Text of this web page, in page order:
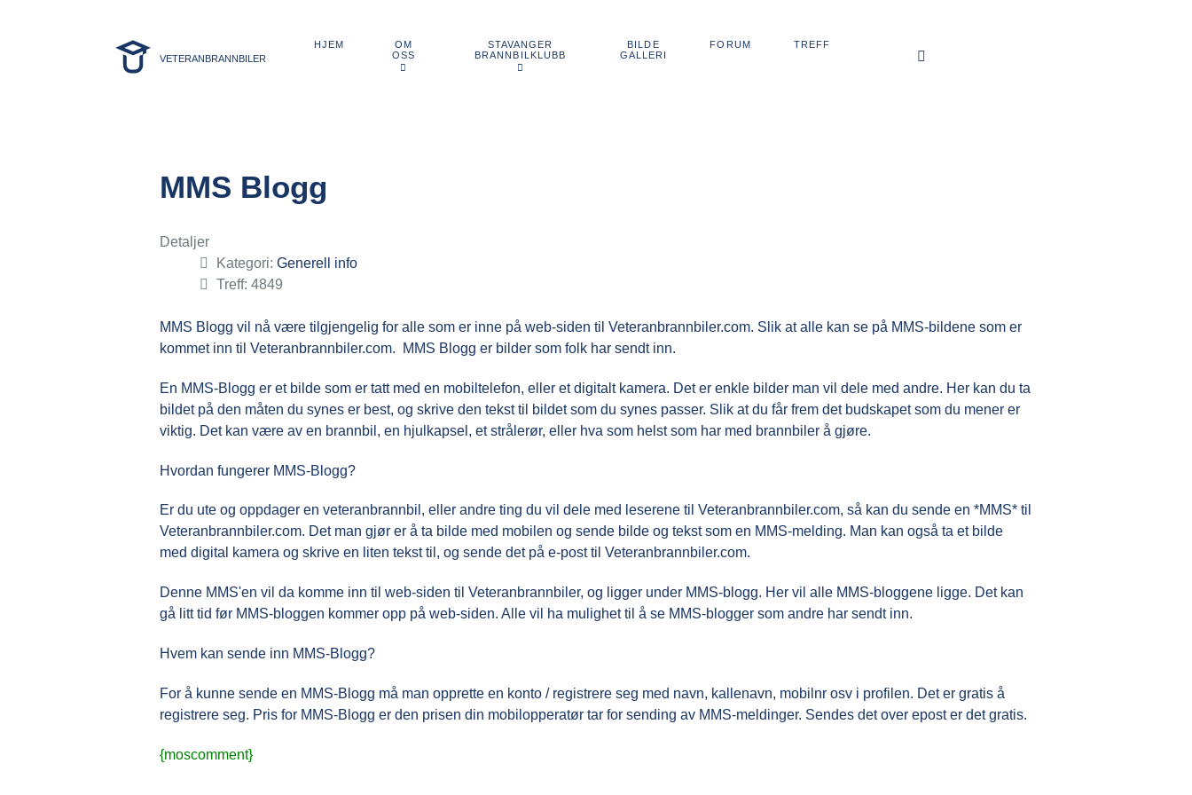
VETERANBRANNBILER
HJEM
OM
OSS
STAVANGER
BRANNBILKLUBB
BILDE
GALLERI
FORUM TREFF
MMS Blogg
Detaljer
Kategori:Generell info
Treff: 4849
MMS Blogg vil nå være tilgjengelig for alle som er inne på web-siden til Veteranbrannbiler.com. Slik at alle kan se på MMS-bildene som er
kommet inn til Veteranbrannbiler.com. MMS Blogg er bilder som folk har sendt inn.
En MMS-Blogg er et bilde som er tatt med en mobiltelefon, eller et digitalt kamera. Det er enkle bilder man vil dele med andre. Her kan du ta
bildet på den måten du synes er best, og skrive den tekst til bildet som du synes passer. Slik at du får frem det budskapet som du mener er
viktig. Det kan være av en brannbil, en hjulkapsel, et strålerør, eller hva som helst som har med brannbiler å gjøre.
Hvordan fungerer MMS-Blogg?
Er du ute og oppdager en veteranbrannbil, eller andre ting du vil dele med leserene til Veteranbrannbiler.com, så kan du sende en *MMS* til
Veteranbrannbiler.com. Det man gjør er å ta bilde med mobilen og sende bilde og tekst som en MMS-melding. Man kan også ta et bilde
med digital kamera og skrive en liten tekst til, og sende det på e-post til Veteranbrannbiler.com.
Denne MMS'en vil da komme inn til web-siden til Veteranbrannbiler, og ligger under MMS-blogg. Her vil alle MMS-bloggene ligge. Det kan
gå litt tid før MMS-bloggen kommer opp på web-siden. Alle vil ha mulighet til å se MMS-blogger som andre har sendt inn.
Hvem kan sende inn MMS-Blogg?
For å kunne sende en MMS-Blogg må man opprette en konto / registrere seg med navn, kallenavn, mobilnr osv i profilen. Det er gratis å
registrere seg. Pris for MMS-Blogg er den prisen din mobilopperatør tar for sending av MMS-meldinger. Sendes det over epost er det gratis.
{moscomment}